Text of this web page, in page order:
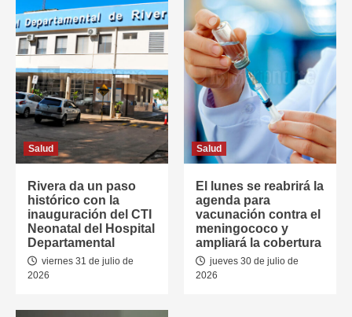
Salud
Rivera da un paso
histórico con la
inauguración del CTI
Neonatal del Hospital
Departamental
viernes 31 de julio de
2026
Salud
El lunes se reabrirá la
agenda para
vacunación contra el
meningococo y
ampliará la cobertura
jueves 30 de julio de
2026